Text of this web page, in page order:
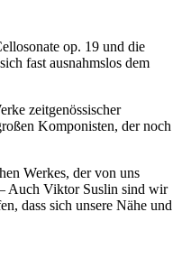
op. 19 und die
fast ausnahmslos dem
zeitgenössischer
Komponisten, der noch
Werkes, der von uns
Auch Viktor Suslin sind wir
dass sich unsere Nähe und